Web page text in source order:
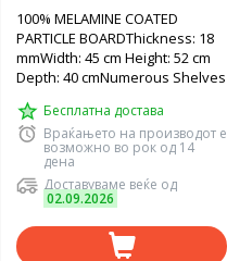
100% MELAMINE COATED
PARTICLE BOARDThickness: 18
mmWidth: 45 cm Height: 52 cm
Depth: 40 cmNumerous Shelves
Бесплатна достава
Враќањето на производот е
возможно во рок од 14
дена
Доставуваме веќе од
02.09.2026